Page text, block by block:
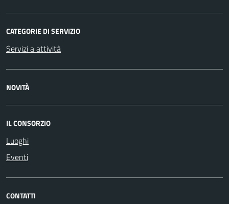
CATEGORIE DI SERVIZIO
Servizi a attività
NOVITÀ
IL CONSORZIO
Luoghi
Eventi
CONTATTI